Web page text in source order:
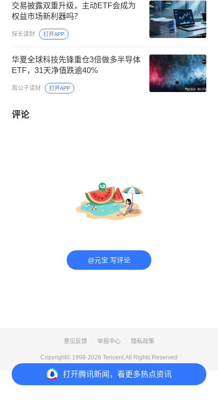
打开腾讯新闻，看更多热点资讯
交易披露双重升级，主动ETF会成为
权益市场新利器吗？
探长读财 打开APP
华夏全球科技先锋重仓3倍做多半导体
ETF，31天净值跌逾40%
周公子读财 打开APP
评论
@元宝 写评论
意见反馈 举报中心 隐私政策
Copyright© 1998-2026 Tencent.All Rights Reserved